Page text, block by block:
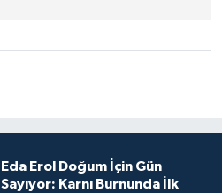
Eda Erol Doğum İçin Gün
Sayıyor: Karnı Burnunda İlk